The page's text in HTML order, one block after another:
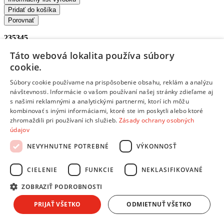
Pridať do košíka
Porovnať
235345
Chladničky - Americké
HAIER HFR79F19EFGK + poukaz do Tesca - Americká
chladnička
Využiteľný objem chladničky: 449litrov •Využiteľný objem
mrazničky: 254litrov •Maximálna hladina hlučnosti: 37 dB •
Energetická trieda
Typ termostatu chladničky: Elektronický •Počet políc
políc: Sklenené • Zmrazovacia kapacita
chladiacej časti: áno • Beznámrazový systém No frost: áno •
Farba dverí
: Sapphire Glass • Farba skrine
Doprava zdarma
Skladom 1 kus
Táto webová lokalita používa súbory
cookie.
Súbory cookie používame na prispôsobenie obsahu, reklám a analýzu
návštevnosti. Informácie o vašom používaní našej stránky zdieľame aj
s našimi reklamnými a analytickými partnermi, ktorí ich môžu
kombinovať s inými informáciami, ktoré ste im poskytli alebo ktoré
zhromaždili pri používaní ich služieb. Zásady ochrany osobných
údajov
NEVYHNUTNE POTREBNÉ
VÝKONNOSŤ
CIELENIE FUNKCIE NEKLASIFIKOVANÉ
ZOBRAZIŤ PODROBNOSTI
PRIJAŤ VŠETKO ODMIETNUŤ VŠETKO